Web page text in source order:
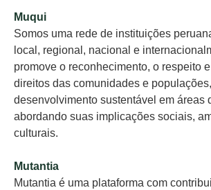
Muqui
Somos uma rede de instituições
local, regional, nacional e
promove o reconhecimento, o respeito
direitos das comunidades e
desenvolvimento sustentável em áreas
abordando suas implicações sociais,
culturais.
Mutantia
Mutantia é uma plataforma com